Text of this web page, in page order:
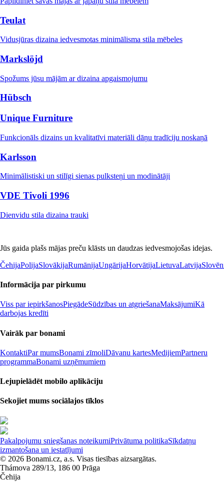
Teulat
Vidusjūras dizaina iedvesmotas minimālisma stila mēbeles
Markslöjd
Spožums jūsu mājām ar dizaina apgaismojumu
Hübsch
Unique Furniture
Funkcionāls dizains un kvalitatīvi materiāli dāņu tradīciju noskaņā
Karlsson
Minimālistiski un stilīgi sienas pulksteņi un modinātāji
VDE Tivoli 1996
Dienvidu stila dizaina trauki
Jūs gaida plašs mājas preču klāsts un daudzas iedvesmojošas idejas.
ČehijaPolijaSlovākijaRumānijaUngārijaHorvātijaLietuvaLatvija
Informācija par pirkumu
Viss par iepirkšanosPiegādeSūdzības un atgriešanaMaksājumiKā
darbojas kredīti
Vairāk par bonami
KontaktiPar mumsBonami zīmoliDāvanu kartesMedijiemPartneru
programmaBonami uzņēmumiem
Lejupielādēt mobilo aplikāciju
Sekojiet mums sociālajos tīklos
Pakalpojumu sniegšanas noteikumiPrivātuma politikaSīkdatņu
izmantošana un iestatījumi
© 2026 Bonami.cz, a.s. Visas tiesības aizsargātas.
Thámova 289/13, 186 00 Prāga
Čehija